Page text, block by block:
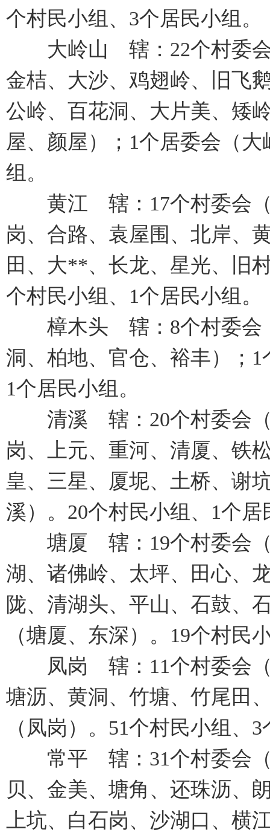
个村民小组、3个居民小组。
大岭山 辖：22个村委会
金桔、大沙、鸡翅岭、旧飞
公岭、百花洞、大片美、矮
屋、颜屋）；1个居委会（
组。
黄江 辖：17个村委会（
岗、合路、袁屋围、北岸、
田、大**、长龙、星光、旧
个村民小组、1个居民小组。
樟木头 辖：8个村委会（
洞、柏地、官仓、裕丰）；
1个居民小组。
清溪 辖：20个村委会（
岗、上元、重河、清厦、铁
皇、三星、厦坭、土桥、谢
溪）。20个村民小组、1个居
塘厦 辖：19个村委会（
湖、诸佛岭、太坪、田心、
陇、清湖头、平山、石鼓、
（塘厦、东深）。19个村民
凤岗 辖：11个村委会（
塘沥、黄洞、竹塘、竹尾田
（凤岗）。51个村民小组、
常平 辖：31个村委会（
贝、金美、塘角、还珠沥、
上坑、白石岗、沙湖口、横